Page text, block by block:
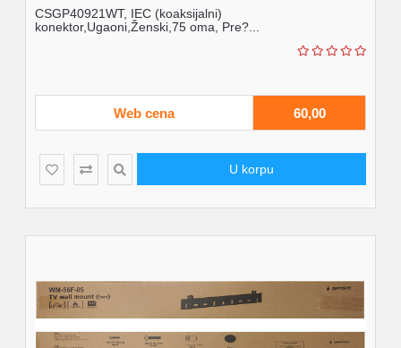
CSGP40921WT, IEC (koaksijalni)
konektor,Ugaoni,Ženski,75 oma, Pre?...
Web cena 60,00
U korpu